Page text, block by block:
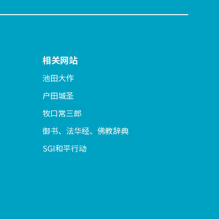
相关网站
池田大作
户田城圣
牧口常三郎
御书、法华经、佛教辞典
SGI和平行动